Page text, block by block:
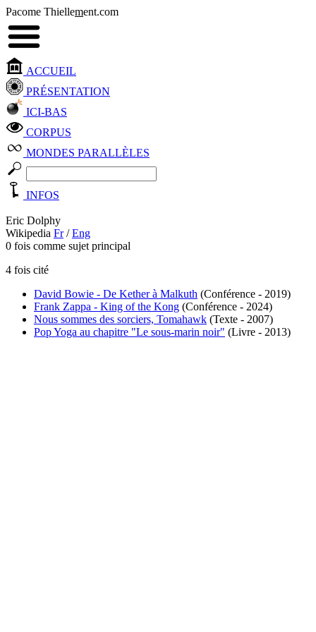
Pacome Thiellement.com
ACCUEIL
PRÉSENTATION
ICI-BAS
CORPUS
MONDES PARALLÈLES
INFOS
Eric Dolphy
Wikipedia Fr/Eng
0 fois comme sujet principal
4 fois cité
David Bowie - De Kether à Malkuth (Conférence - 2019)
Frank Zappa - King of the Kong (Conférence - 2024)
Nous sommes des sorciers, Tomahawk (Texte - 2007)
Pop Yoga au chapitre "Le sous-marin noir" (Livre - 2013)